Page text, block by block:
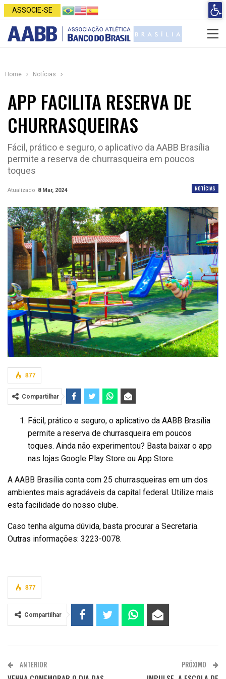
ASSOCIE-SE
Home Notícias
APP FACILITA RESERVA DE
CHURRASQUEIRAS
Fácil, prático e seguro, o aplicativo da AABB Brasília
permite a reserva de churrasqueira em poucos
toques
NOTÍCIAS
Atualizado 8 Mar, 2024
877
Compartilhar
Fácil, prático e seguro, o aplicativo da AABB Brasília
permite a reserva de churrasqueira em poucos
toques. Ainda não experimentou? Basta baixar o app
nas lojas Google Play Store ou App Store.
A AABB Brasília conta com 25 churrasqueiras em um dos
ambientes mais agradáveis da capital federal. Utilize mais
esta facilidade do nosso clube.
Caso tenha alguma dúvida, basta procurar a Secretaria.
Outras informações: 3223-0078.
877
Compartilhar
ANTERIOR PRÓXIMO